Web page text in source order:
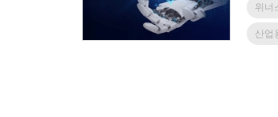
위너
산업